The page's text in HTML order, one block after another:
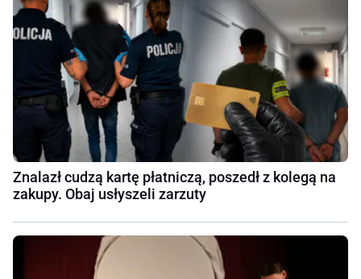
Znalazł cudzą kartę płatniczą, poszedł z kolegą na
zakupy. Obaj usłyszeli zarzuty